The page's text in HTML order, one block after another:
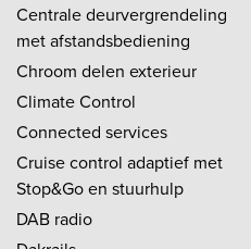
Centrale deurvergrendeling
met afstandsbediening
Chroom delen exterieur
Climate Control
Connected services
Cruise control adaptief met
Stop&Go en stuurhulp
DAB radio